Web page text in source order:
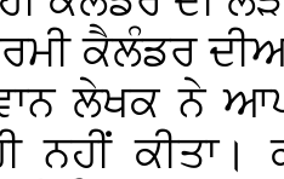
ਕੈਲੰਡਰ
ਲੇਖਕ ਨੇ
ਨਹੀਂ